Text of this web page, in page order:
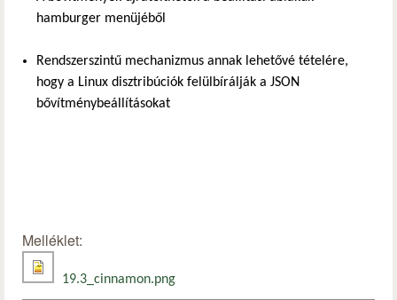
hamburger menüjéből
Rendszerszintű mechanizmus annak lehetővé tételére,
hogy a Linux disztribúciók felülbírálják a JSON
bővítménybeállításokat
Melléklet:
19.3_cinnamon.png